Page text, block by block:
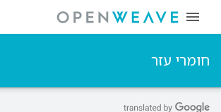
חומרי עזר